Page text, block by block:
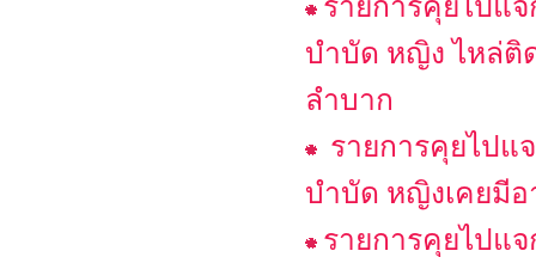
รายการคุยไปแ
บำบัด หญิง ไหล่ติ
ลำบาก
รายการคุยไปแ
บำบัด หญิงเคยมี
รายการคุยไปแ